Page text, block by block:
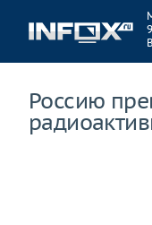
Россию